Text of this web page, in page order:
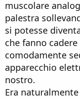
muscolare
palestra
si potesse
che fanno
comodamente
apparecchio
nostro.
Era